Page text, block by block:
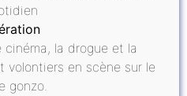
cinéma, la drogue et la
volontiers en scène sur le
gonzo.